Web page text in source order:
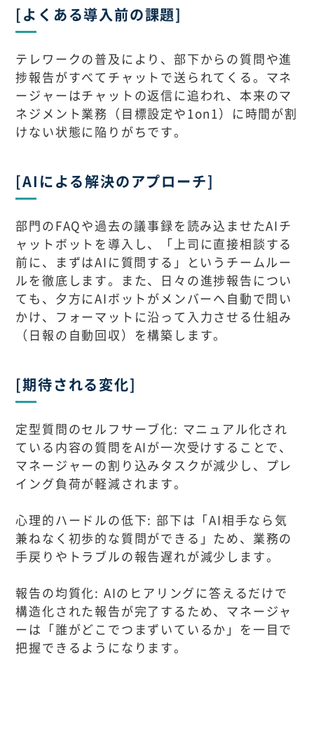
[よくある導入前の課題]
テレワークの普及により、部下からの質問や進
捗報告がすべてチャットで送られてくる。マネ
ージャーはチャットの返信に追われ、本来のマ
ネジメント業務（目標設定や1on1）に時間が割
けない状態に陥りがちです。
[AIによる解決のアプローチ]
部門のFAQや過去の議事録を読み込ませたAIチ
ャットボットを導入し、「上司に直接相談する
前に、まずはAIに質問する」というチームルー
ルを徹底します。また、日々の進捗報告につい
ても、夕方にAIボットがメンバーへ自動で問い
かけ、フォーマットに沿って入力させる仕組み
（日報の自動回収）を構築します。
[期待される変化]
定型質問のセルフサーブ化: マニュアル化され
ている内容の質問をAIが一次受けすることで、
マネージャーの割り込みタスクが減少し、プレ
イング負荷が軽減されます。
心理的ハードルの低下: 部下は「AI相手なら気
兼ねなく初歩的な質問ができる」ため、業務の
手戻りやトラブルの報告遅れが減少します。
報告の均質化: AIのヒアリングに答えるだけで
構造化された報告が完了するため、マネージャ
ーは「誰がどこでつまずいているか」を一目で
把握できるようになります。